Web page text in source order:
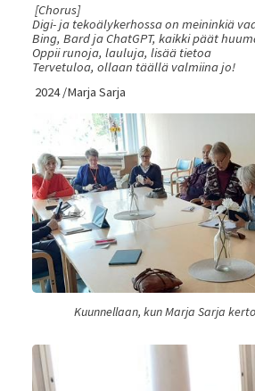
[Chorus]
Digi- ja tekoälykerhossa on meininkiä
Bing, Bard ja ChatGPT, kaikki päät
Oppii runoja, lauluja, lisää tietoa
Tervetuloa, ollaan täällä valmiina jo!
2024 /Marja Sarja
Kuunnellaan, kun Marja Sarja